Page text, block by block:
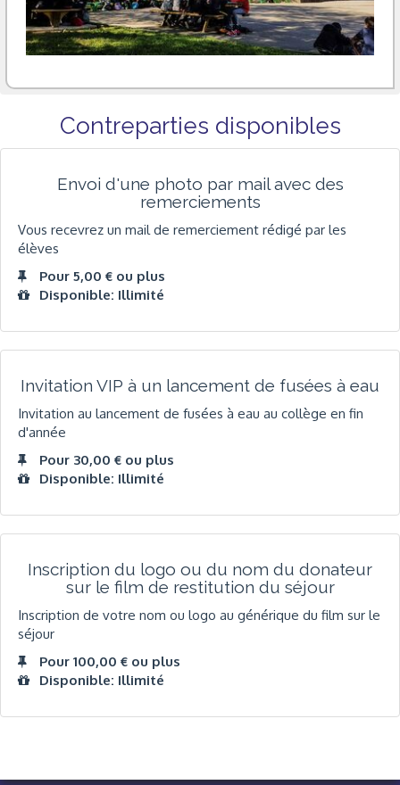
Contreparties disponibles
Envoi d'une photo par mail avec des
remerciements
Vous recevrez un mail de remerciement rédigé par les
élèves
Pour 5,00 € ou plus
Disponible: Illimité
Invitation VIP à un lancement de fusées à eau
Invitation au lancement de fusées à eau au collège en fin
d'année
Pour 30,00 € ou plus
Disponible: Illimité
Inscription du logo ou du nom du donateur
sur le film de restitution du séjour
Inscription de votre nom ou logo au générique du film sur le
séjour
Pour 100,00 € ou plus
Disponible: Illimité